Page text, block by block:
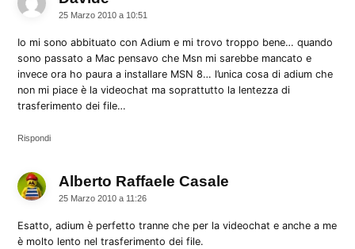
25 Marzo 2010 a 10:51
Io mi sono abbituato con Adium e mi trovo troppo bene… quando
sono passato a Mac pensavo che Msn mi sarebbe mancato e
invece ora ho paura a installare MSN 8… l’unica cosa di adium che
non mi piace è la videochat ma soprattutto la lentezza di
trasferimento dei file…
Rispondi
Alberto Raffaele Casale
25 Marzo 2010 a 11:26
Esatto, adium è perfetto tranne che per la videochat e anche a me
è molto lento nel trasferimento dei file.